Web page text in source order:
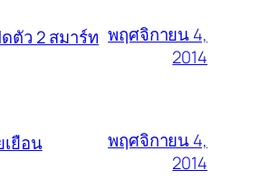
ดตัว 2 สมาร์ท พฤศจิกายน 4,
2014
เยือน
พฤศจิกายน 4,
2014